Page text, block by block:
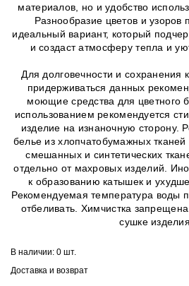
материалов, но и удобство
Разнообразие цветов и узоров
идеальный вариант, который
и создаст атмосферу тепла и
Для долговечности и сохранения
придерживаться данных
моющие средства для цветного
использованием рекомендуется
изделие на изнаночную сторону.
белье из хлопчатобумажных
смешанных и синтетических
отдельно от махровых изделий.
к образованию катышек и
Рекомендуемая температура воды
отбеливать. Химчистка
сушке
В наличии: 0 шт.
Доставка и возврат